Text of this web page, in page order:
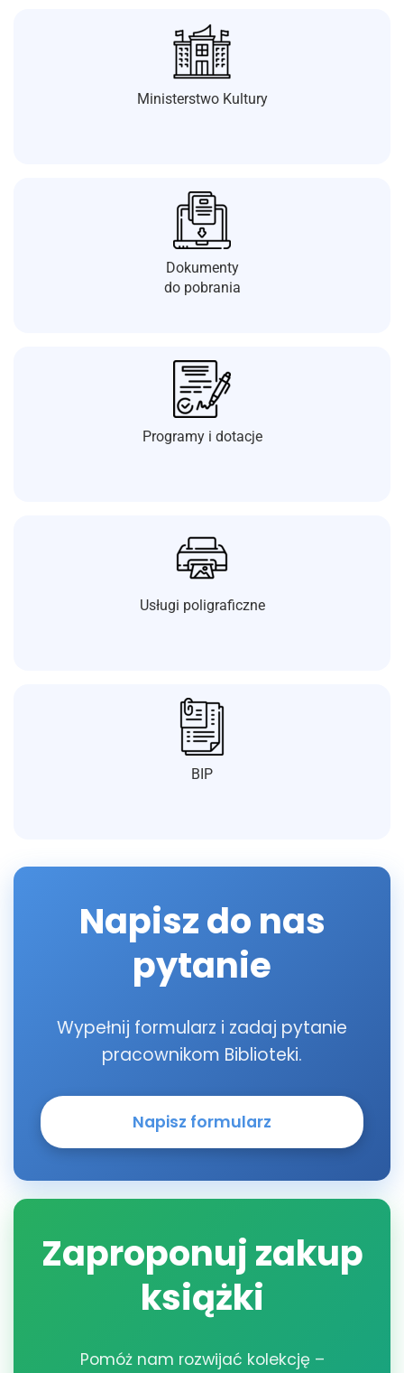
Ministerstwo Kultury
Dokumenty
do pobrania
Programy i dotacje
Usługi poligraficzne
BIP
Napisz do nas
pytanie
Wypełnij formularz i zadaj pytanie
pracownikom Biblioteki.
Napisz formularz
Zaproponuj zakup
książki
Pomóż nam rozwijać kolekcję –